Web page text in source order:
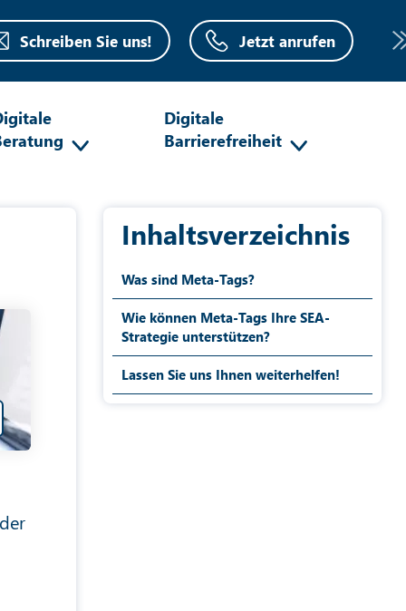
Schreiben Sie uns! Jetzt anrufen
Digitale
Barrierefreiheit
Inhaltsverzeichnis
Was sind Meta-Tags?
Wie können Meta-Tags Ihre SEA-
Strategie unterstützen?
Lassen Sie uns Ihnen weiterhelfen!